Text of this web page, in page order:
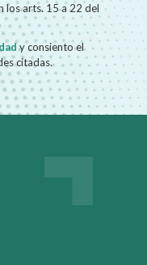
los arts. 15 a 22 del
y consiento el
citadas.